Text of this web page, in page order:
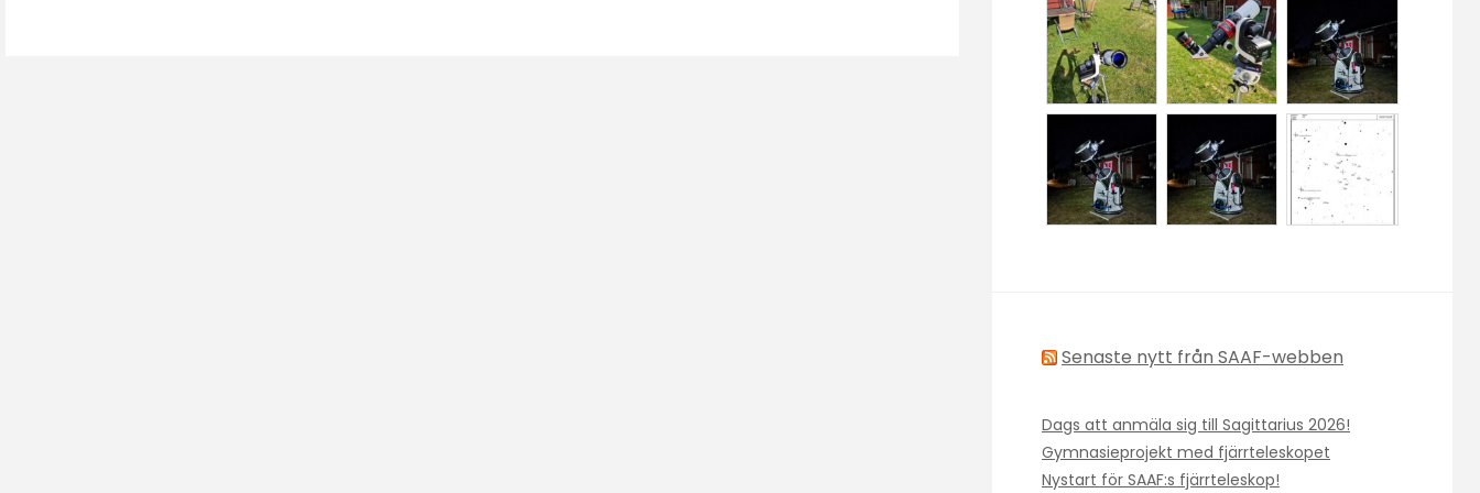
Senaste nytt från SAAF-webben
Dags att anmäla sig till Sagittarius 2026!
Gymnasieprojekt med fjärrteleskopet
Nystart för SAAF:s fjärrteleskop!